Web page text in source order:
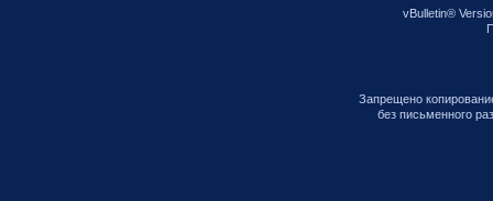
vBulletin®
Запрещено
без письменного